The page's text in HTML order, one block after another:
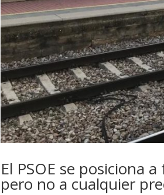
El PSOE se posiciona
pero no a cualquier